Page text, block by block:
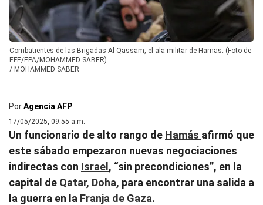
Combatientes de las Brigadas Al-Qassam, el ala militar de Hamas. (Foto de
EFE/EPA/MOHAMMED SABER)
/ MOHAMMED SABER
PorAgencia AFP
17/05/2025, 09:55 a.m.
Un funcionario de alto rango de Hamás afirmó que
este sábado empezaron nuevas negociaciones
indirectas con Israel, “sin precondiciones”, en la
capital de Qatar, Doha, para encontrar una salida a
la guerra en la Franja de Gaza.